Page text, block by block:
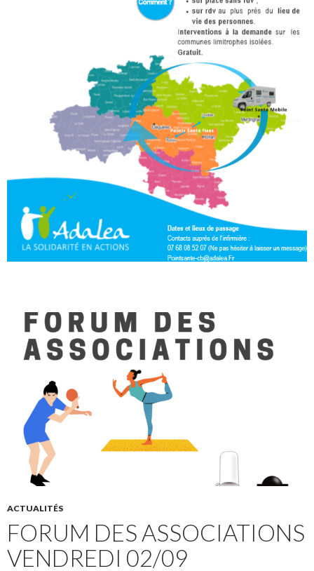
ACTUALITÉS
FORUM DES ASSOCIATIONS
VENDREDI 02/09